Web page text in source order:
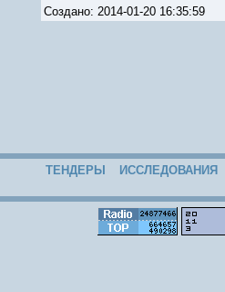
Создано: 2014-01-20 16:35:59
ТЕНДЕРЫ ИССЛЕДОВАНИЯ